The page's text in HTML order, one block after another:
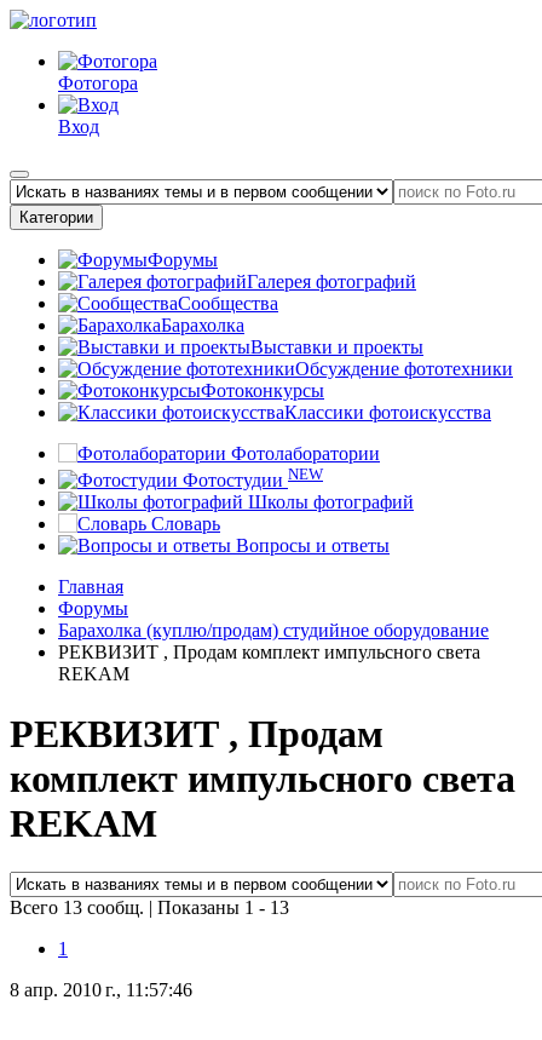
Фотогора
Вход
Категории
Форумы
Галерея фотографий
Сообщества
Барахолка
Выставки и проекты
Обсуждение фототехники
Фотоконкурсы
Классики фотоискусства
Фотолаборатории
Фотостудии NEW
Школы фотографий
Словарь
Вопросы и ответы
Главная
Форумы
Барахолка (куплю/продам) студийное оборудование
РЕКВИЗИТ , Продам комплект импульсного света
REKAM
РЕКВИЗИТ , Продам
комплект импульсного света
REKAM
Всего 13 сообщ. | Показаны 1 - 13
1
8 апр. 2010 г., 11:57:46